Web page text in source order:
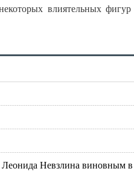
влиятельных фигур
Невзлина виновным в